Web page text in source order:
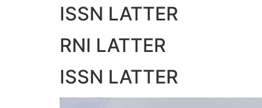
ISSN LATTER
RNI LATTER
ISSN LATTER